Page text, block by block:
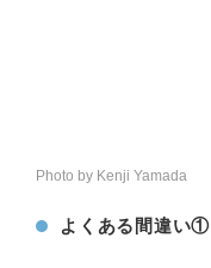
Photo by Kenji Yamada
よくある間違い①